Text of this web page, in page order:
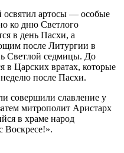
освятил артосы — особые
ко дню Светлого
в день Пасхи, а
после Литургии в
Светлой седмицы. До
в Царских вратах, которые
после Пасхи.
совершили славление у
митрополит Аристарх
в храме народ
Воскресе!».